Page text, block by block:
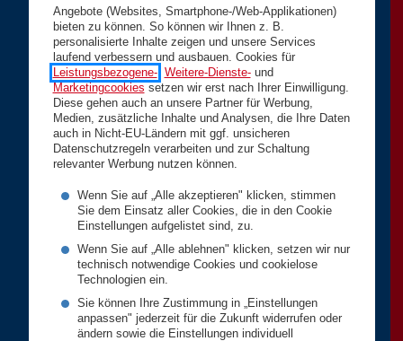
Angebote (Websites, Smartphone-/Web-Applikationen)
bieten zu können. So können wir Ihnen z. B.
personalisierte Inhalte zeigen und unsere Services
laufend verbessern und ausbauen. Cookies für
Leistungsbezogene-, Weitere-Dienste-und
Marketingcookies setzen wir erst nach Ihrer Einwilligung.
Diese gehen auch an unsere Partner für Werbung,
Medien, zusätzliche Inhalte und Analysen, die Ihre Daten
auch in Nicht-EU-Ländern mit ggf. unsicheren
Datenschutzregeln verarbeiten und zur Schaltung
relevanter Werbung nutzen können.
Wenn Sie auf „Alle akzeptieren" klicken, stimmen
Sie dem Einsatz aller Cookies, die in den Cookie
Einstellungen aufgelistet sind, zu.
Wenn Sie auf „Alle ablehnen" klicken, setzen wir nur
technisch notwendige Cookies und cookielose
Technologien ein.
Sie können Ihre Zustimmung in „Einstellungen
anpassen" jederzeit für die Zukunft widerrufen oder
ändern sowie die Einstellungen individuell